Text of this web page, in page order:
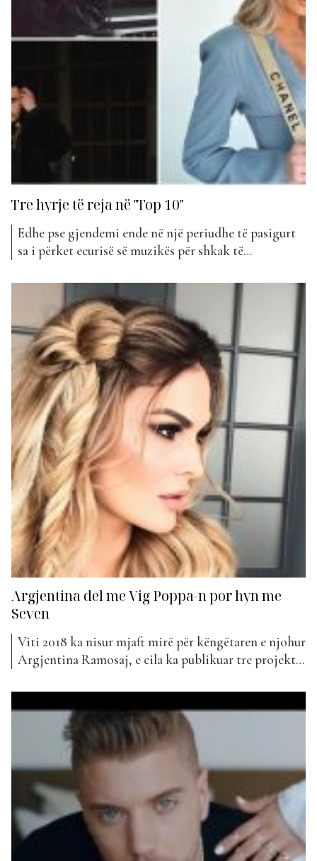
Tre hyrje të reja në "Top 10"
Edhe pse gjendemi ende në një periudhe të pasigurt
sa i përket ecurisë së muzikës për shkak të
muzikë por kanë vijuar të punojnë për të qënë sa më
pranë publikut. Klasifikimi i kësaj jave është
konsideruar mjaft surprizues dhe shkak për këtë...
Argjentina del me Vig Poppa-n por hyn me
Seven
Viti 2018 ka nisur mjaft mirë për këngëtaren e njohur
Argjentina Ramosaj, e cila ka publikuar tre projekte
dy bashkëpunime dhe një këngë “solo”, Argjentina
ka mundur të jetë pjesë e klasifikimit të 100 këngëve
më të bukura të muzikës moderne shqiptare....